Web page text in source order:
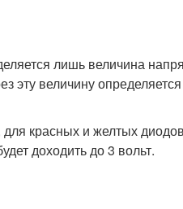
лишь величина
эту величину
красных и желтых
доходить до 3 вольт.